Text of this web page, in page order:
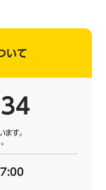
いて
す。